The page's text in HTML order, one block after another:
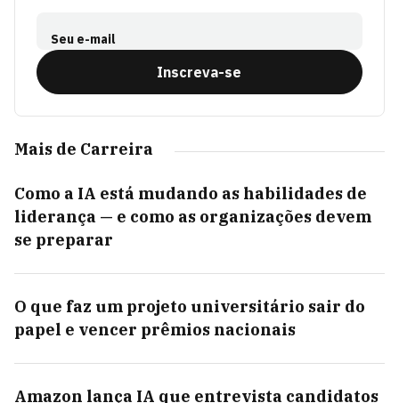
Seu e-mail
Inscreva-se
Mais de Carreira
Como a IA está mudando as habilidades de
liderança — e como as organizações devem
se preparar
O que faz um projeto universitário sair do
papel e vencer prêmios nacionais
Amazon lança IA que entrevista candidatos